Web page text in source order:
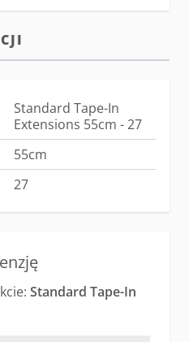
Standard Tape-In
Extensions 55cm - 27
55cm
27
Standard Tape-In